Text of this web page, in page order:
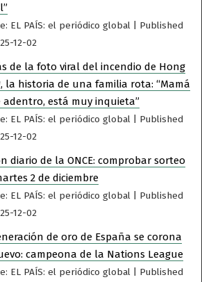
EL PAÍS: el periódico global
Published
12-02
de la foto viral del incendio de Hong
la historia de una familia rota: “Mamá
adentro, está muy inquieta”
EL PAÍS: el periódico global
Published
12-02
diario de la ONCE: comprobar sorteo
2 de diciembre
EL PAÍS: el periódico global
Published
12-02
de oro de España se corona
campeona de la Nations League
EL PAÍS: el periódico global Published